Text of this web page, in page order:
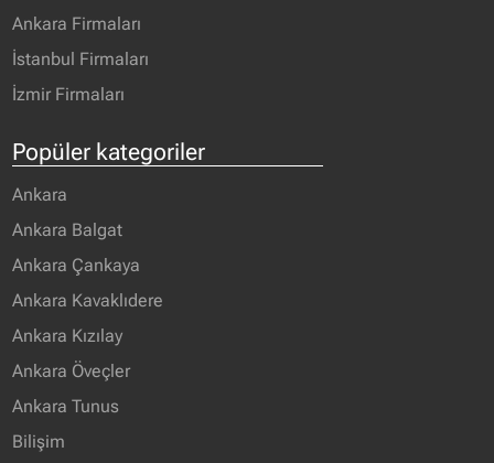
vardır...
Ankara Firmaları
İstanbul Firmaları
İzmir Firmaları
Popüler kategoriler
Ankara
Ankara Balgat
Ankara Çankaya
Ankara Kavaklıdere
Ankara Kızılay
Ankara Öveçler
Ankara Tunus
Bilişim